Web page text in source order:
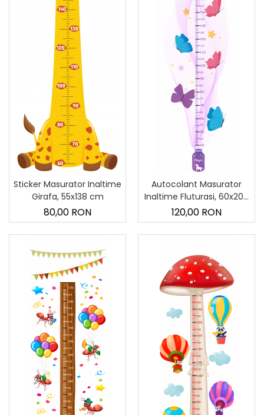
Sticker Masurator Inaltime
Girafa, 55x138 cm
80,00 RON
Autocolant Masurator
Inaltime Fluturasi, 60x200
cm
120,00 RON